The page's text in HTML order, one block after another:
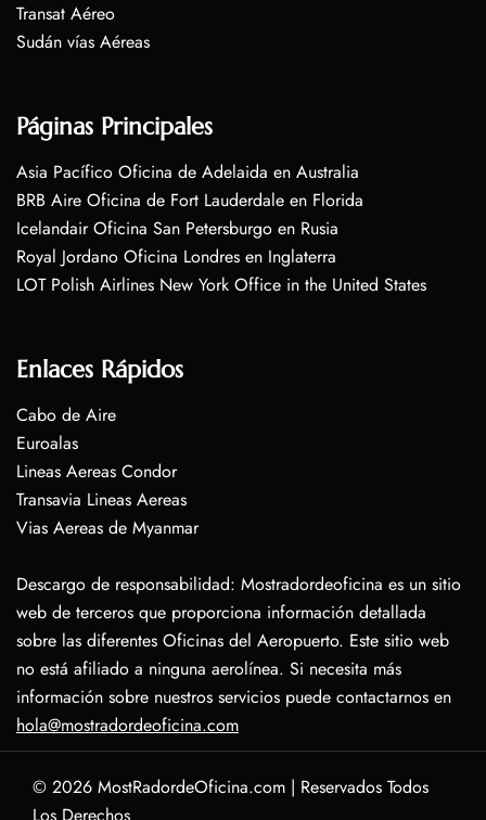
Transat Aéreo
Sudán vías Aéreas
Páginas Principales
Asia Pacífico Oficina de Adelaida en Australia
BRB Aire Oficina de Fort Lauderdale en Florida
Icelandair Oficina San Petersburgo en Rusia
Royal Jordano Oficina Londres en Inglaterra
LOT Polish Airlines New York Office in the United States
Enlaces Rápidos
Cabo de Aire
Euroalas
Lineas Aereas Condor
Transavia Lineas Aereas
Vias Aereas de Myanmar
Descargo de responsabilidad: Mostradordeoficina es un sitio
web de terceros que proporciona información detallada
sobre las diferentes Oficinas del Aeropuerto. Este sitio web
no está afiliado a ninguna aerolínea. Si necesita más
información sobre nuestros servicios puede contactarnos en
hola@mostradordeoficina.com
© 2026 MostRadordeOficina.com | Reservados Todos